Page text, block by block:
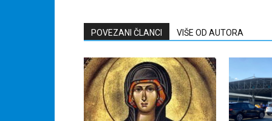
POVEZANI ČLANCI VIŠE OD AUTORA